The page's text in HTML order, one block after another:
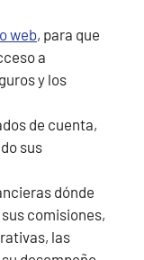
web, para que
a
y los
de cuenta,
sus
dónde
comisiones,
las